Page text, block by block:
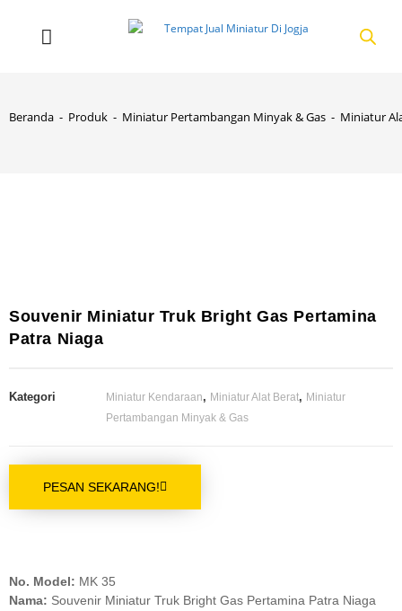
Beranda - Produk - Miniatur Pertambangan Minyak & Gas - Miniatur
Souvenir Miniatur Truk Bright Gas Pertamina
Patra Niaga
Kategori Miniatur Kendaraan, Miniatur Alat Berat, Miniatur
Pertambangan Minyak & Gas
PESAN SEKARANG!
No. Model: MK 35
Nama: Souvenir Miniatur Truk Bright Gas Pertamina Patra Niaga